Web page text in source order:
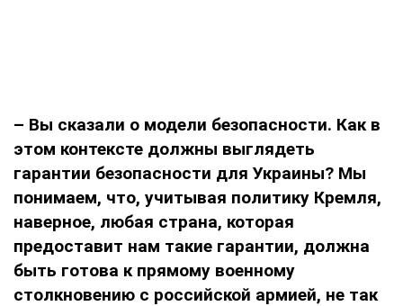
– Вы сказали о модели безопасности. Как в
этом контексте должны выглядеть
гарантии безопасности для Украины? Мы
понимаем, что, учитывая политику Кремля,
наверное, любая страна, которая
предоставит нам такие гарантии, должна
быть готова к прямому военному
столкновению с российской армией, не так